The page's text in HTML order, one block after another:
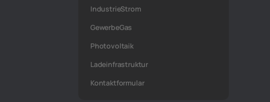
IndustrieStrom
GewerbeGas
Photovoltaik
Ladeinfrastruktur
Kontaktformular